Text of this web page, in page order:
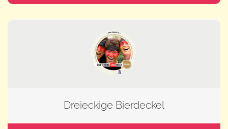
Dreieckige Bierdeckel